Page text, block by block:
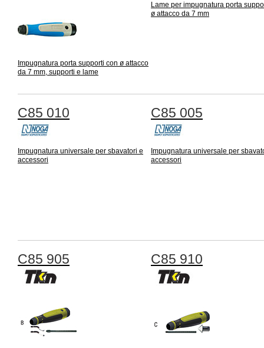
Impugnatura porta supporti con ø attacco
da 7 mm, supporti e lame
Lame per impugnatura porta
ø attacco da 7 mm
C85 010
Impugnatura universale per sbavatori e
accessori
C85 005
Impugnatura universale per
accessori
C85 905 C85 910